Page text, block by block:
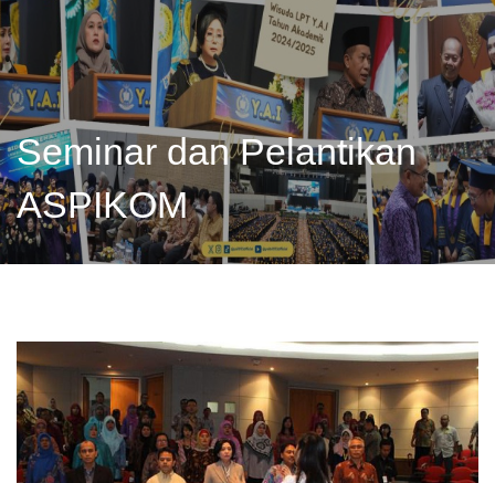
Seminar dan Pelantikan
ASPIKOM